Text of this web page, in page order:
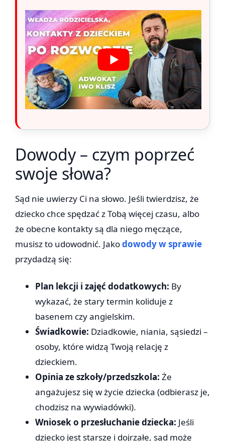
Dowody – czym poprzeć
swoje słowa?
Sąd nie uwierzy Ci na słowo. Jeśli twierdzisz, że
dziecko chce spędzać z Tobą więcej czasu, albo
że obecne kontakty są dla niego męczące,
musisz to udowodnić. Jakodowody w sprawie
przydadzą się:
Plan lekcji i zajęć dodatkowych: By
wykazać, że stary termin koliduje z
basenem czy angielskim.
Świadkowie: Dziadkowie, niania, sąsiedzi –
osoby, które widzą Twoją relację z
dzieckiem.
Opinia ze szkoły/przedszkola: Że
angażujesz się w życie dziecka (odbierasz je,
chodzisz na wywiadówki).
Wniosek o przesłuchanie dziecka: Jeśli
dziecko jest starsze i dojrzałe, sąd może